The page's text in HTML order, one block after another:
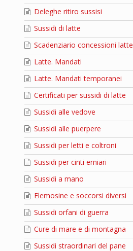
Deleghe ritiro sussisi
Sussidi di latte
Scadenziario concessioni latte
Latte. Mandati
Latte. Mandati temporanei
Certificati per sussidi di latte
Sussidi alle vedove
Sussidi alle puerpere
Sussidi per letti e coltroni
Sussidi per cinti erniari
Sussidi a mano
Elemosine e soccorsi diversi
Sussidi orfani di guerra
Cure di mare e di montagna
Sussidi straordinari del pane